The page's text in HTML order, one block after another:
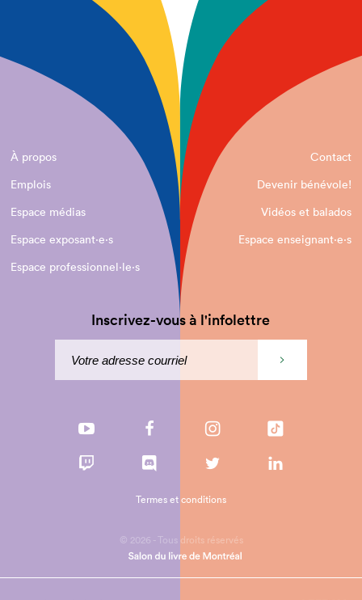
À propos
Contact
Emplois
Devenir bénévole!
Espace médias
Vidéos et balados
Espace exposant·e⋅s
Espace enseignant·e⋅s
Espace professionnel·le⋅s
Inscrivez-vous à l'infolettre
© 2026 - Tous droits réservés
Termes et conditions